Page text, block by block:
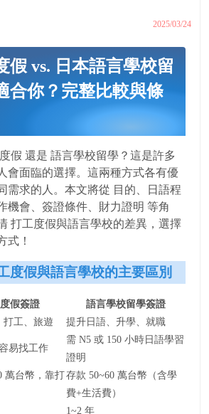
2025/03/24
假 vs. 日本語言學校留
合你？完整比較與條
假 還是 語言學校留學？這是許多
會面臨的選擇。這兩種方式各有優
需求的人。本文將從 目的、日語程
機會、簽證條件、財力證明 等角
打工度假與語言學校的差異，選擇
式！
度假與語言學校的主要區別
假簽證
語言學校留學簽證
打工、旅遊
提升日語、升學、就職
易找工作
需 N5 或 150 小時日語學習
證明
萬台幣，靠打存款 50~60 萬台幣（含學
費+生活費）
1~2 年